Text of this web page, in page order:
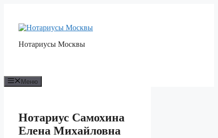
содержимому
Нотариусы Москвы
Меню
Нотариус Самохина
Елена Михайловна